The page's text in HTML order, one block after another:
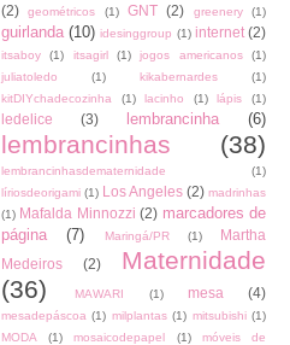
(2)
geométricos (1) GNT (2) greenery (1)
guirlanda (10) idesinggroup (1) internet (2)
itsaboy (1) itsagirl (1) jogos americanos
(1)
juliatoledo
(1) kikabernardes
(1)
kitDIYchadecozinha
(1) lacinho (1) lápis (1)
ledelice (3) lembrancinha (6)
lembrancinhas (38)
lembrancinhasdematernidade
(1)
líriosdeorigami (1) Los Angeles (2) madrinhas
(1) Mafalda Minnozzi (2) marcadores de
página
(7) Maringá/PR (1)
Martha
Medeiros
(2)
Maternidade
(36)
MAWARI (1) mesa (4)
mesadepáscoa (1) milplantas (1) mitsubishi (1)
MODA
(1) mosaicodepapel (1) móveis de